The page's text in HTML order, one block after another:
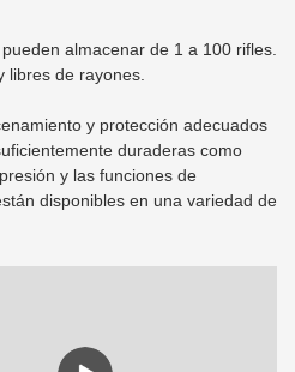
almacenar de 1 a 100 rifles.
de rayones.
y protección adecuados
duraderas como
y las funciones de
disponibles en una variedad de